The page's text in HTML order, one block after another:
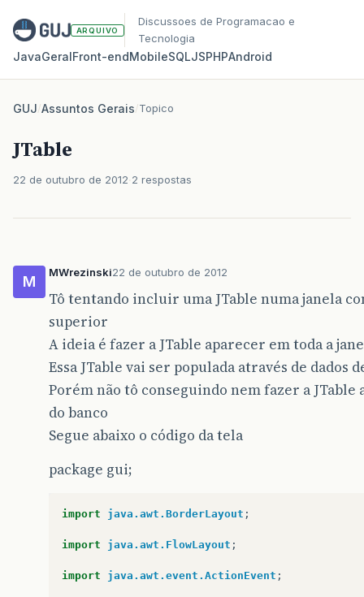
ARQUIVO
Discussoes de Programacao e
Tecnologia
JavaGeralFront‑endMobileSQLJSPHPAndroid
GUJ/Assuntos Gerais/Topico
JTable
22 de outubro de 2012 2 respostas
M
MWrezinski22 de outubro de 2012
Tô tentando incluir uma JTable numa janela
superior
A ideia é fazer a JTable aparecer em toda a
Essa JTable vai ser populada através de dados
Porém não tô conseguindo nem fazer a JTable
do banco
Segue abaixo o código da tela
package gui;
import java.awt.BorderLayout ;
import java.awt.FlowLayout ;
import java.awt.event.ActionEvent ;